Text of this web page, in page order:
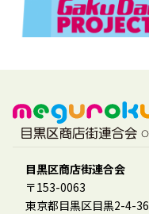
目黒区商店街連合会
〒153-0063
東京都目黒区目黒2-4-36